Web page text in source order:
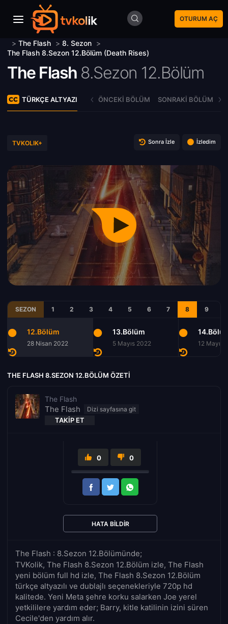
OTURUM AÇ
> The Flash > 8. Sezon >
The Flash 8.Sezon 12.Bölüm (Death Rises)
The Flash 8.Sezon 12.Bölüm
TÜRKÇE ALTYAZI ÖNCEKI BÖLÜM SONRAKI BÖLÜM
TVKOLIK+ Sonra İzle İzledim
SEZON 1 2 3 4 5 6 7 8 9
12.Bölüm
28 Nisan 2022
13.Bölüm
5 Mayıs 2022 12 Mayıs
THE FLASH 8.SEZON 12.BÖLÜM ÖZETI
The Flash
The Flash
TAKIP ET
The Flash : 8.Sezon 12.Bölümünde;
TVKolik, The Flash 8.Sezon 12.Bölüm izle, The Flash
yeni bölüm full hd izle, The Flash 8.Sezon 12.Bölüm
türkçe altyazılı ve dublajlı seçenekleriyle 720p hd
kalitede. Yeni Meta şehre korku salarken Joe yerel
yetkililere yardım eder; Barry, kitle katilinin izini süren
Cecile'den yardım alır.
0 0
HATA BILDIR